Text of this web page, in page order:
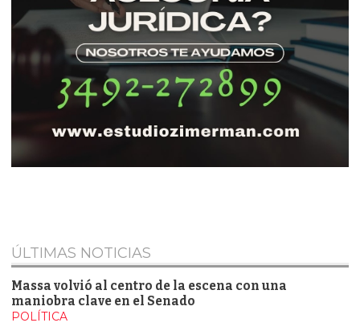
ÚLTIMAS NOTICIAS
Massa volvió al centro de la escena con una
maniobra clave en el Senado
POLÍTICA